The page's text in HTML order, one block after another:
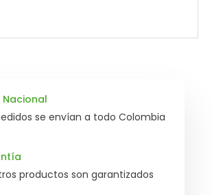
Nacional
se envían a todo Colombia
productos son garantizados